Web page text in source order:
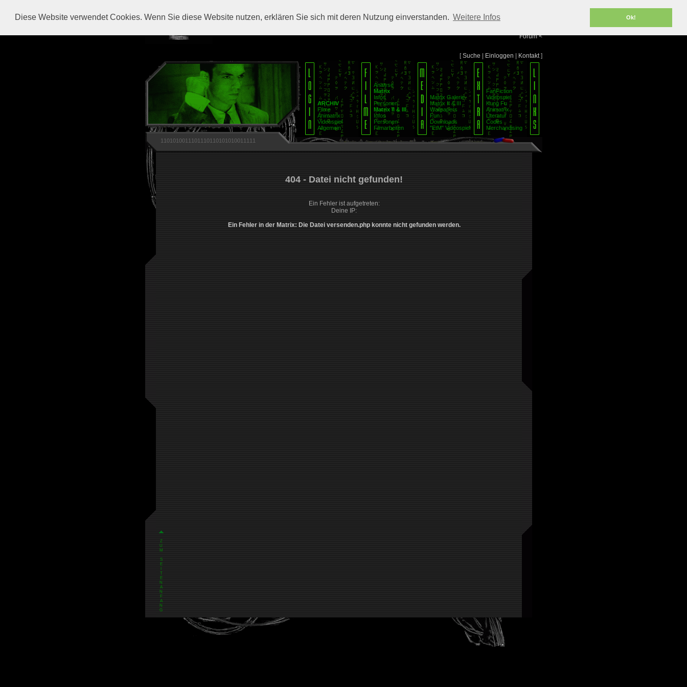
Diese Website verwendet Cookies. Wenn Sie diese Website nutzen, erklären Sie sich mit deren Nutzung einverstanden. Weitere Infos Ok!
Info/Impressum
Forum<
[Suche Einloggen Kontakt]
ARCHIV
Filme
Animatrix
Videospiel
Allgemein
Analyse
Matrix
Infos
Personen
Matrix II & III
Infos
Personen
Filmarbeiten
Matrix Galerie
Matrix II & III
Wallpapers
Fun
Downloads
"EtM" Videospiel
FanFiction
Videospiel
Kung Fu
Animatrix
Literatur
Codes
Merchandising
1101010011101110110101010011111
Z
U
M
S
E
T
E
N
A
N
F
A
N
G
404 - Datei nicht gefunden!
Ein Fehler ist aufgetreten:
Deine IP:
Ein Fehler in der Matrix: Die Datei versenden.php konnte nicht gefunden werden.